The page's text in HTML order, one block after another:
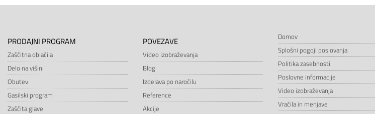
PRODAJNI PROGRAM
Zaščitna oblačila
Delo na višini
Obutev
Gasilski program
Zaščita glave
POVEZAVE
Video izobraževanja
Blog
Izdelava po naročilu
Reference
Akcije
Domov
Splošni pogoji poslovanja
Politika zasebnosti
Poslovne informacije
Video izobraževanja
Vračila in menjave